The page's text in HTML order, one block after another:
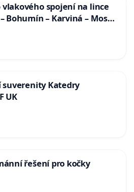
spojení na lince
Bohumín – Karviná – Mosty
suverenity Katedry
UK
řešení pro kočky